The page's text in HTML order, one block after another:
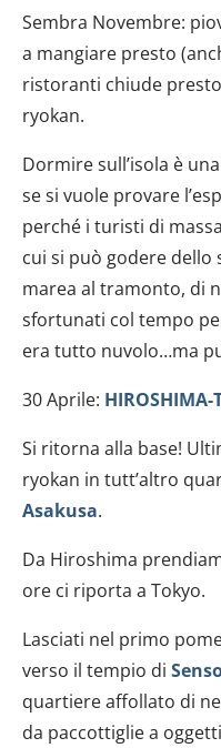
Sembra Novembre:
a mangiare presto
ristoranti chiude
ryokan.
Dormire sull’isola è
se si vuole provare
perché i turisti di
cui si può godere dello
marea al tramonto, di
sfortunati col tempo
era tutto nuvolo…ma
30 Aprile: HIROSHIMA-
Si ritorna alla base!
ryokan in tutt’altro
Asakusa.
Da Hiroshima
ore ci riporta a Tokyo.
Lasciati nel primo
verso il tempio di
quartiere affollato di
da paccottiglie a